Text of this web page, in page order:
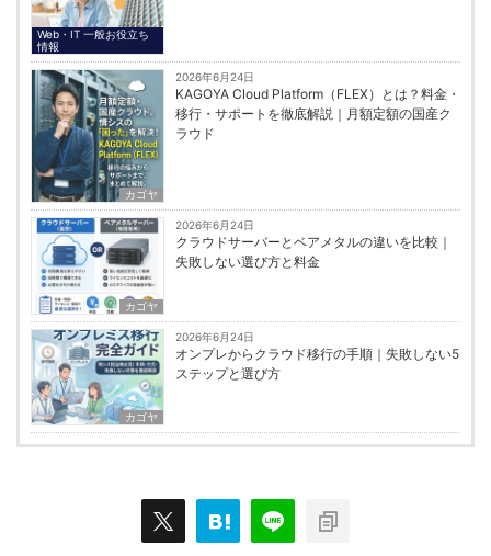
Web・IT 一般お役立ち
情報
カゴヤ
2026年6月24日
KAGOYA Cloud Platform（FLEX）とは？料金・
移行・サポートを徹底解説｜月額定額の国産ク
ラウド
カゴヤ
2026年6月24日
クラウドサーバーとベアメタルの違いを比較｜
失敗しない選び方と料金
カゴヤ
2026年6月24日
オンプレからクラウド移行の手順｜失敗しない5
ステップと選び方